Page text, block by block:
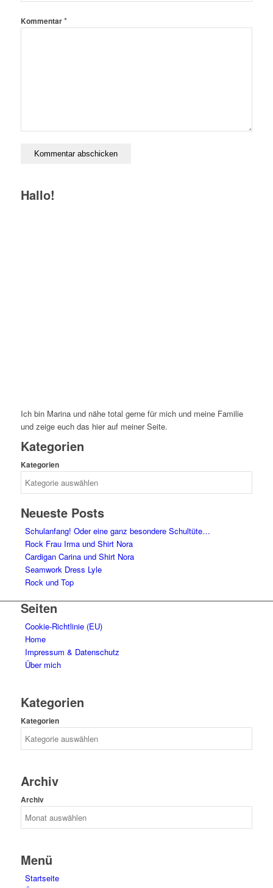
Kommentar*
Hallo!
Ich bin Marina und nähe total gerne für mich und meine Familie
und zeige euch das hier auf meiner Seite.
Kategorien
Kategorien
Neueste Posts
Schulanfang! Oder eine ganz besondere Schultüte…
Rock Frau Irma und Shirt Nora
Cardigan Carina und Shirt Nora
Seamwork Dress Lyle
Rock und Top
Seiten
Cookie-Richtlinie (EU)
Home
Impressum & Datenschutz
Über mich
Kategorien
Kategorien
Archiv
Archiv
Menü
Startseite